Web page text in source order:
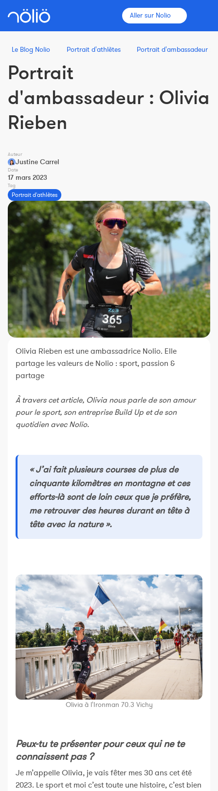
Aller sur Nolio
La plateforme pour tous
Entraîneurs
Clubs
Sportifs
Plus d'informations
Fonctionnalités
Tarifs
Constructeur de séances
Sportif Premium
L'équipe Nolio
FAQ
Le Blog Nolio Portrait d'athlètes Portrait d'ambassadeur :
Portrait
d'ambassadeur : Olivia
Rieben
Auteur
Justine Carrel
Date
17 mars 2023
Tag
Portrait d'athlètes
Olivia Rieben est une ambassadrice Nolio. Elle
partage les valeurs de Nolio : sport, passion &
partage
À travers cet article, Olivia nous parle de son amour
pour le sport, son entreprise Build Up et de son
quotidien avec Nolio.
« J’ai fait plusieurs courses de plus de
cinquante kilomètres en montagne et ces
efforts-là sont de loin ceux que je préfère,
me retrouver des heures durant en tête à
tête avec la nature ».
Olivia à l'Ironman 70.3 Vichy
Peux-tu te présenter pour ceux qui ne te
connaissent pas ?
Je m’appelle Olivia, je vais fêter mes 30 ans cet été
2023. Le sport et moi c’est toute une histoire, c’est bien